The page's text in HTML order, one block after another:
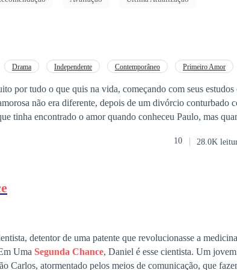
Drama Independente Contemporâneo
Primeiro Amor
por tudo o que quis na vida, começando com seus estudos
não era diferente, depois de um divórcio conturbado
tinha encontrado o amor quando conheceu Paulo, mas
ajuda. Ela só não esperava que o vizinho
uma tentação e mesmo que ele tentasse se segurar, estava
a fé como Jack, pode voltar a acreditar no amor?
10 28.0K
detentor de uma patente que revolucionasse a
uma doença irreversível? Em Uma Segunda Chance, Daniel é esse cientista. Um jovem pesquisador do
Carlos, atormentado pelos meios de comunicação, que